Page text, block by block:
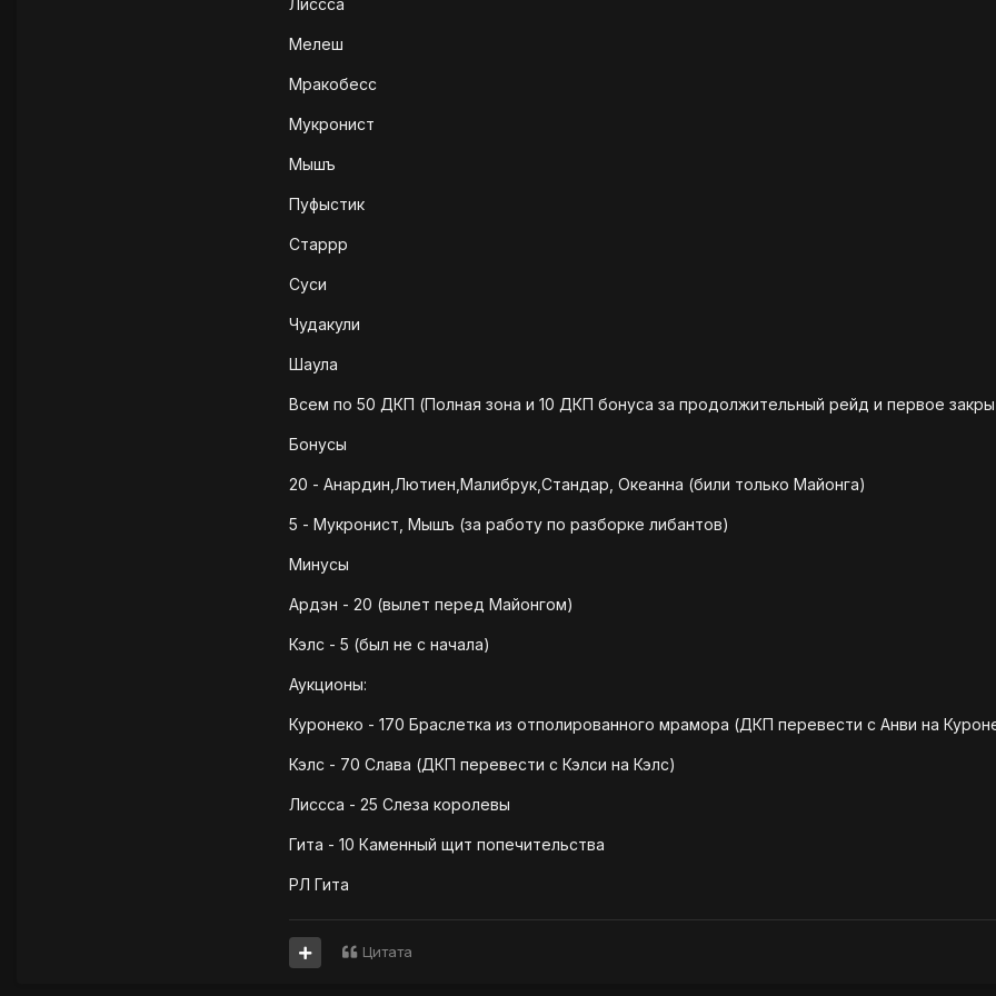
Лиссса
Мелеш
Мракобесс
Мукронист
Мышъ
Пуфыстик
Старрр
Суси
Чудакули
Шаула
Всем по 50 ДКП (Полная зона и 10 ДКП бонуса за продолжительный рейд и первое
Бонусы
20 - Анардин,Лютиен,Малибрук,Стандар, Океанна (били только Майонга)
5 - Мукронист, Мышъ (за работу по разборке либантов)
Минусы
Ардэн - 20 (вылет перед Майонгом)
Кэлс - 5 (был не с начала)
Аукционы:
Куронеко - 170 Браслетка из отполированного мрамора (ДКП перевести с Анви на
Кэлс - 70 Слава (ДКП перевести с Кэлси на Кэлс)
Лиссса - 25 Слеза королевы
Гита - 10 Каменный щит попечительства
РЛ Гита
Цитата